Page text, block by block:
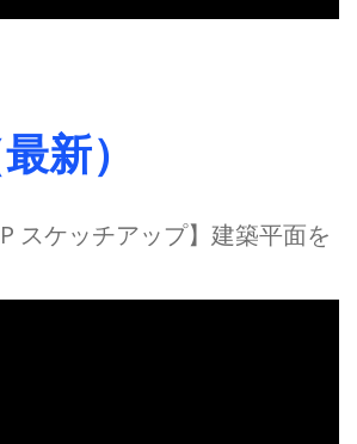
新）
スケッチアップ】建築平面を